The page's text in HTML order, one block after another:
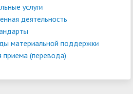
услуги
деятельность
материальной поддержки
приема (перевода)